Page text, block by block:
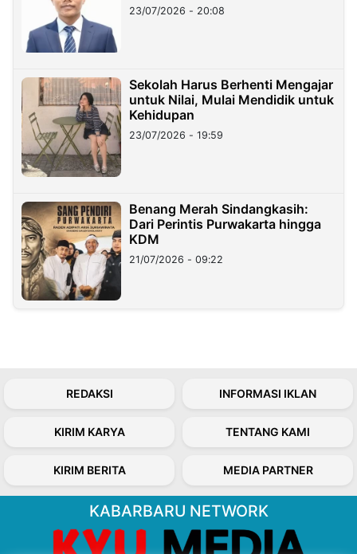
23/07/2026 - 20:08
Sekolah Harus Berhenti Mengajar
untuk Nilai, Mulai Mendidik untuk
Kehidupan
23/07/2026 - 19:59
Benang Merah Sindangkasih:
Dari Perintis Purwakarta hingga
KDM
21/07/2026 - 09:22
REDAKSI INFORMASI IKLAN
KIRIM KARYA TENTANG KAMI
KIRIM BERITA MEDIA PARTNER
KABARBARU NETWORK